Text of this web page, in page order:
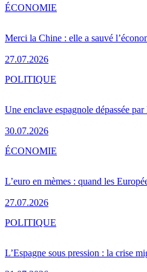
Merci la Chine : elle a sauvé
27.07.2026
ÉCONOMIE
Une enclave espagnole dépassée
30.07.2026
POLITIQUE
L’euro en mèmes : quand les
27.07.2026
ÉCONOMIE
L’Espagne sous pression : la crise
POLITIQUE